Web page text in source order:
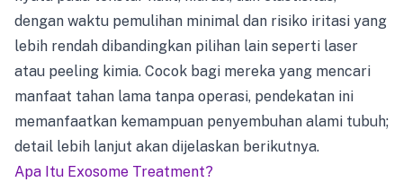
dengan waktu pemulihan minimal dan risiko iritasi yang
lebih rendah dibandingkan pilihan lain seperti laser
atau peeling kimia. Cocok bagi mereka yang mencari
manfaat tahan lama tanpa operasi, pendekatan ini
memanfaatkan kemampuan penyembuhan alami tubuh;
detail lebih lanjut akan dijelaskan berikutnya.
Apa Itu Exosome Treatment?